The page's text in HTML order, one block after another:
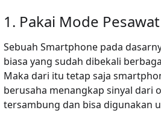
1. Pakai Mode Pesawat
Sebuah Smartphone pada
biasa yang sudah dibekali
Maka dari itu tetap saja
berusaha menangkap sinyal dari
tersambung dan bisa digunakan